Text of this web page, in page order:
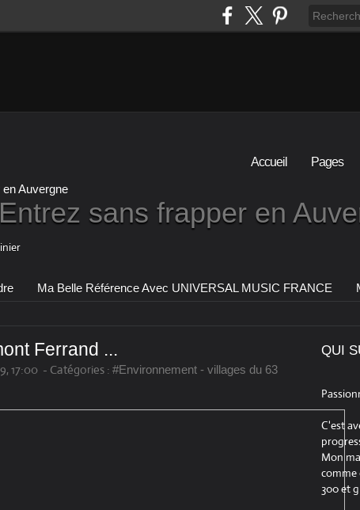
Accueil Pages
sans frapper en
Ma Belle Référence Avec UNIVERSAL MUSIC FRANCE
Ferrand ...
17:00 - Catégories : #Environnement - villages du 63
QUI
C'est
Mon
comme
300 et